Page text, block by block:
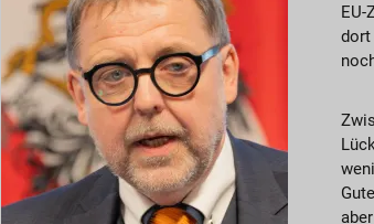
EU-
dort